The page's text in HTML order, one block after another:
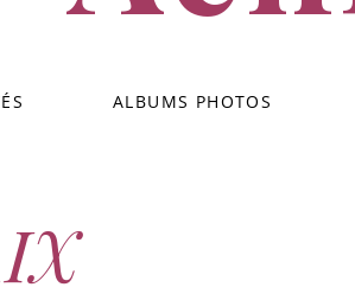
ALBUMS PHOTOS